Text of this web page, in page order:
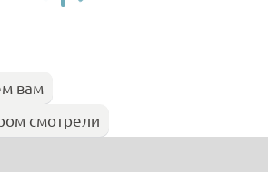
вам
смотрели